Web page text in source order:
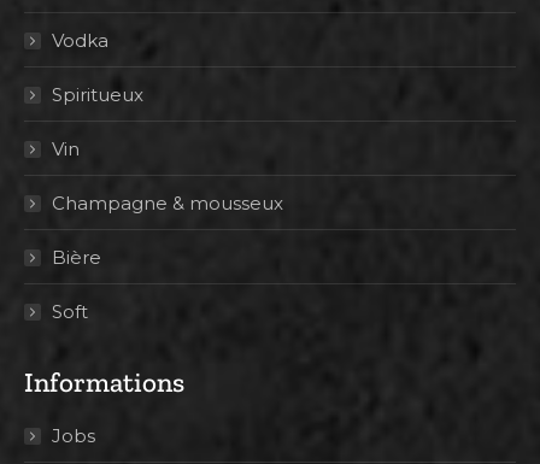
Vodka
Spiritueux
Vin
Champagne & mousseux
Bière
Soft
Informations
Jobs